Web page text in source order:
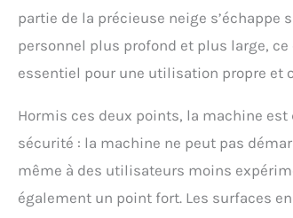
partie de la précieuse neige
personnel plus profond et plus large,
essentiel pour une utilisation propre et
Hormis ces deux points, la machine
sécurité : la machine ne peut pas
même à des utilisateurs moins
également un point fort. Les surfaces